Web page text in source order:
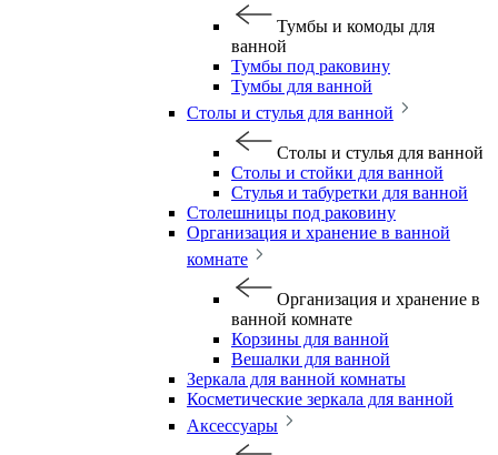
Тумбы и комоды для
ванной
Тумбы под раковину
Тумбы для ванной
Столы и стулья для ванной
Столы и стулья для ванной
Столы и стойки для ванной
Стулья и табуретки для ванной
Столешницы под раковину
Организация и хранение в ванной
комнате
Организация и хранение в
ванной комнате
Корзины для ванной
Вешалки для ванной
Зеркала для ванной комнаты
Косметические зеркала для ванной
Аксессуары